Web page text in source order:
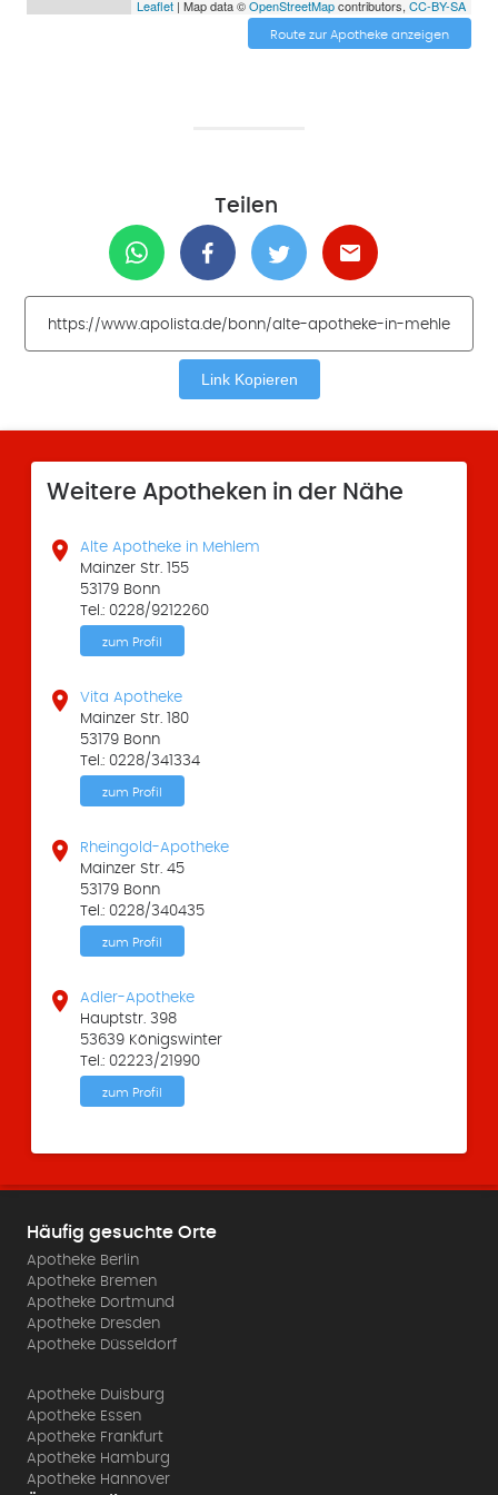
Leaflet| Map data ©OpenStreetMapcontributors, CC-BY-SA
Route zur Apotheke anzeigen
Teilen
Link Kopieren
Weitere Apotheken in der Nähe

Alte Apotheke in Mehlem
Mainzer Str. 155
53179 Bonn
Tel.: 0228/9212260
zum Profil

Vita Apotheke
Mainzer Str. 180
53179 Bonn
Tel.: 0228/341334
zum Profil

Rheingold-Apotheke
Mainzer Str. 45
53179 Bonn
Tel.: 0228/340435
zum Profil

Adler-Apotheke
Hauptstr. 398
53639 Königswinter
Tel.: 02223/21990
zum Profil
Häufig gesuchte Orte
Apotheke Berlin
Apotheke Bremen
Apotheke Dortmund
Apotheke Dresden
Apotheke Düsseldorf
Apotheke Duisburg
Apotheke Essen
Apotheke Frankfurt
Apotheke Hamburg
Apotheke Hannover